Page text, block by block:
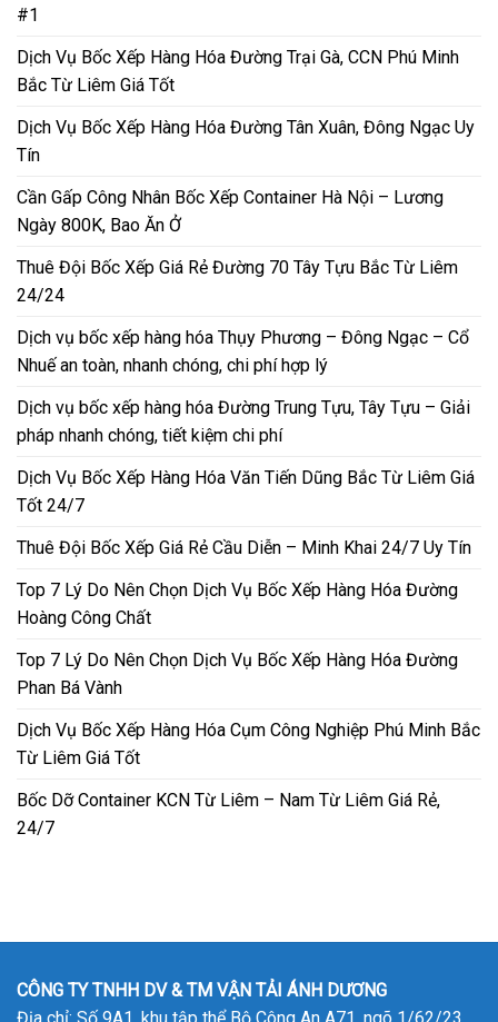
#1
Dịch Vụ Bốc Xếp Hàng Hóa Đường Trại Gà, CCN Phú Minh
Bắc Từ Liêm Giá Tốt
Dịch Vụ Bốc Xếp Hàng Hóa Đường Tân Xuân, Đông Ngạc Uy
Tín
Cần Gấp Công Nhân Bốc Xếp Container Hà Nội – Lương
Ngày 800K, Bao Ăn Ở
Thuê Đội Bốc Xếp Giá Rẻ Đường 70 Tây Tựu Bắc Từ Liêm
24/24
Dịch vụ bốc xếp hàng hóa Thụy Phương – Đông Ngạc – Cổ
Nhuế an toàn, nhanh chóng, chi phí hợp lý
Dịch vụ bốc xếp hàng hóa Đường Trung Tựu, Tây Tựu – Giải
pháp nhanh chóng, tiết kiệm chi phí
Dịch Vụ Bốc Xếp Hàng Hóa Văn Tiến Dũng Bắc Từ Liêm Giá
Tốt 24/7
Thuê Đội Bốc Xếp Giá Rẻ Cầu Diễn – Minh Khai 24/7 Uy Tín
Top 7 Lý Do Nên Chọn Dịch Vụ Bốc Xếp Hàng Hóa Đường
Hoàng Công Chất
Top 7 Lý Do Nên Chọn Dịch Vụ Bốc Xếp Hàng Hóa Đường
Phan Bá Vành
Dịch Vụ Bốc Xếp Hàng Hóa Cụm Công Nghiệp Phú Minh Bắc
Từ Liêm Giá Tốt
Bốc Dỡ Container KCN Từ Liêm – Nam Từ Liêm Giá Rẻ,
24/7
CÔNG TY TNHH DV & TM VẬN TẢI ÁNH DƯƠNG